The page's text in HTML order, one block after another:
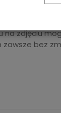
zdjęciu
bez